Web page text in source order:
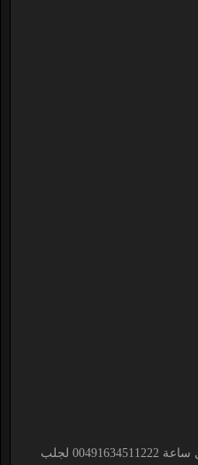
الشيخ الروحاني جلب الحبيب و خلال ساعة 00491634511222 لجلب